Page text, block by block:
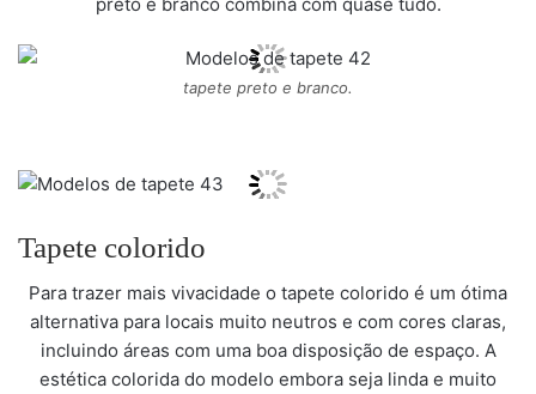
tapete preto e branco.
Tapete colorido
Para trazer mais vivacidade o tapete colorido é um ótima
alternativa para locais muito neutros e com cores claras,
incluindo áreas com uma boa disposição de espaço. A
estética colorida do modelo embora seja linda e muito